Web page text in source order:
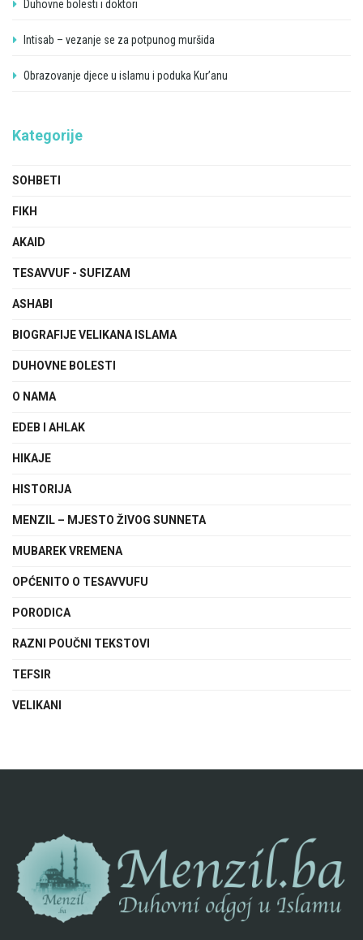
Duhovne bolesti i doktori
Intisab – vezanje se za potpunog muršida
Obrazovanje djece u islamu i poduka Kur’anu
Kategorije
SOHBETI
FIKH
AKAID
TESAVVUF - SUFIZAM
ASHABI
BIOGRAFIJE VELIKANA ISLAMA
DUHOVNE BOLESTI
O NAMA
EDEB I AHLAK
HIKAJE
HISTORIJA
MENZIL – MJESTO ŽIVOG SUNNETA
MUBAREK VREMENA
OPĆENITO O TESAVVUFU
PORODICA
RAZNI POUČNI TEKSTOVI
TEFSIR
VELIKANI